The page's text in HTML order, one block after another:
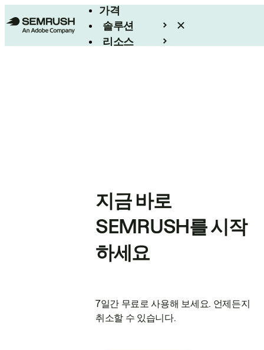
가격
솔루션
리소스
지금 바로
SEMRUSH를 시작
하세요
7일간 무료로 사용해 보세요. 언제든지
취소할 수 있습니다.